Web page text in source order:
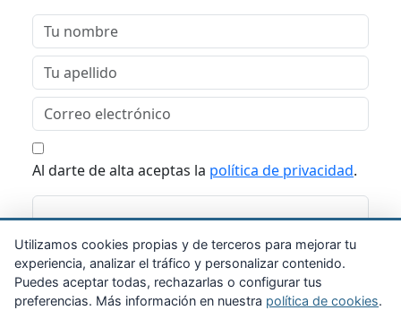
Al darte de alta aceptas la política de privacidad.
Suscribirme
Utilizamos cookies propias y de terceros para mejorar tu
experiencia, analizar el tráfico y personalizar contenido.
Puedes aceptar todas, rechazarlas o configurar tus
preferencias. Más información en nuestra política de cookies.